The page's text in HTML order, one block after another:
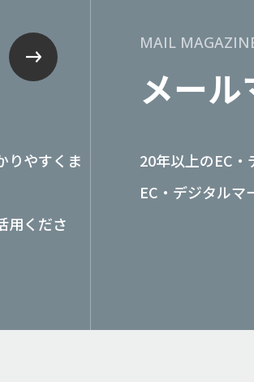
りやすくま
用くださ
MAIL
メー
20年以上のEC・
EC・デジタルマ